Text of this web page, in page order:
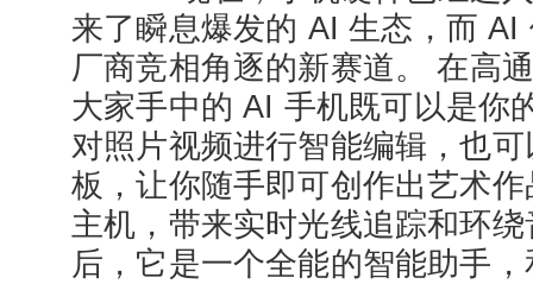
来了瞬息爆发的 AI 生态，而 AI
厂商竞相角逐的新赛道。 在高
大家手中的 AI 手机既可以是你
对照片视频进行智能编辑，也
板，让你随手即可创作出艺术
主机，带来实时光线追踪和环
后，它是一个全能的智能助手